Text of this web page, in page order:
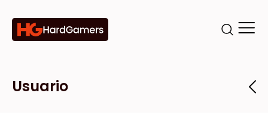
Categorías
Marcas
Tiendas
Usuario